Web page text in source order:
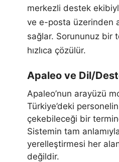
merkezli destek
ve e-posta üzerinden
sağlar. Sorununuz bir
hızlıca çözülür.
Apaleo ve Dil/
Apaleo’nun arayüzü
Türkiye’deki personelin
çekebileceği bir
Sistemin tam
yerelleştirmesi her
değildir.